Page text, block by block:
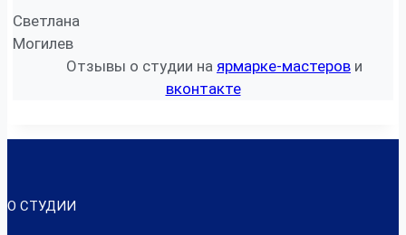
Светлана
Могилев
Отзывы о студии на ярмарке-мастеров и
вконтакте
О СТУДИИ